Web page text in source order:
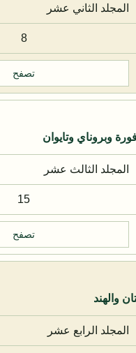
المجلد الثاني عشر
8
تصفح
وبروناي وتايوان
المجلد الثالث عشر
15
تصفح
والهند
المجلد الرابع عشر